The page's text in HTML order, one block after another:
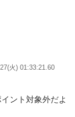
火) 01:33:21.60
ント対象外だよ